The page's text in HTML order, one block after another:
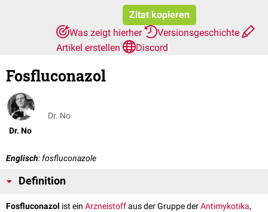
Zitat kopieren
Was zeigt hierher
Versionsgeschichte
Artikel erstellen
Discord
Fosfluconazol
Dr. No
Dr. No
Englisch: fosfluconazole
Definition
Fosfluconazol ist ein Arzneistoffaus der Gruppe derAntimykotika,